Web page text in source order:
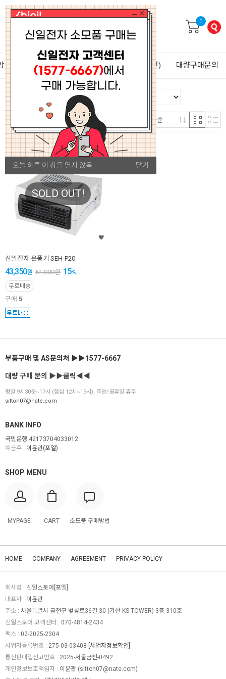
0
가전 생활가전 겨울가전 퍼비(펫가전) 대량구매문의
오늘 하루 이 창을 열지 않음 닫기
1 판매량순
SOLD OUT!
신일전자 온풍기 SEH-P20
43,350원 51,000원 15%
무료배송
구매 5
부품구매 및 AS문의처 ▶▶1577-6667
대량 구매 문의 ▶▶클릭◀◀
평일 9시30분~17시 (점심 12시~13시), 주말/공휴일 휴무
sitton07@nate.com
BANK INFO
국민은행 42173704033012
예금주 : 이윤관(포엘)
SHOP MENU
MYPAGE CART 소모품 구매방법
HOME COMPANY AGREEMENT PRIVACY POLICY
회사명 : 신일스토어[포엘]
대표자 : 이윤관
주소 : 서울특별시 금천구 벚꽃로36길 30 (가산 KS TOWER) 3층 310호
신일스토어 고객센터 : 070-4814-2434
팩스 : 02-2025-2304
사업자등록번호 : 275-03-03408 [사업자정보확인]
통신판매업신고번호 : 2025-서울금천-0492
개인정보보호책임자 : 이윤관 (sitton07@nate.com)